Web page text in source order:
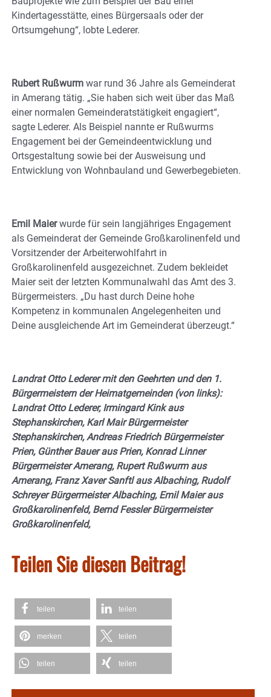
Kindertagesstätte, eines Bürgersaals oder der
Ortsumgehung“, lobte Lederer.
Rubert Rußwurm war rund 36 Jahre als Gemeinderat
in Amerang tätig. „Sie haben sich weit über das Maß
einer normalen Gemeinderatstätigkeit engagiert“,
sagte Lederer. Als Beispiel nannte er Rußwurms
Engagement bei der Gemeindeentwicklung und
Ortsgestaltung sowie bei der Ausweisung und
Entwicklung von Wohnbauland und Gewerbegebieten.
Emil Maierwurde für sein langjähriges Engagement
als Gemeinderat der Gemeinde Großkarolinenfeld und
Vorsitzender der Arbeiterwohlfahrt in
Großkarolinenfeld ausgezeichnet. Zudem bekleidet
Maier seit der letzten Kommunalwahl das Amt des 3.
Bürgermeisters. „Du hast durch Deine hohe
Kompetenz in kommunalen Angelegenheiten und
Deine ausgleichende Art im Gemeinderat überzeugt.“
Landrat Otto Lederer mit den Geehrten und den 1.
Bürgermeistern der Heimatgemeinden (von links):
Landrat Otto Lederer, Irmingard Kink aus
Stephanskirchen, Karl Mair Bürgermeister
Stephanskirchen, Andreas Friedrich Bürgermeister
Prien, Günther Bauer aus Prien, Konrad Linner
Bürgermeister Amerang, Rupert Rußwurm aus
Amerang, Franz Xaver Sanftl aus Albaching, Rudolf
Schreyer Bürgermeister Albaching, Emil Maier aus
Großkarolinenfeld, Bernd Fessler Bürgermeister
Großkarolinenfeld,
Teilen Sie diesen Beitrag!
teilen teilen
merken teilen
teilen teilen